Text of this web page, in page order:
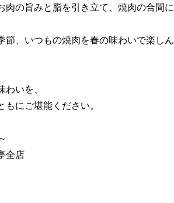
肉の旨みと脂を引き立て、焼肉の合間
節、いつもの焼肉を春の味わいで楽し
いを、
にご堪能ください。
全店